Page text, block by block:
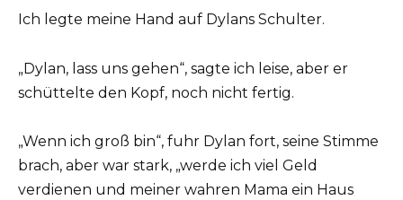
Ich legte meine Hand auf Dylans Schulter.
„Dylan, lass uns gehen“, sagte ich leise, aber er
schüttelte den Kopf, noch nicht fertig.
„Wenn ich groß bin“, fuhr Dylan fort, seine Stimme
brach, aber war stark, „werde ich viel Geld
verdienen und meiner wahren Mama ein Haus